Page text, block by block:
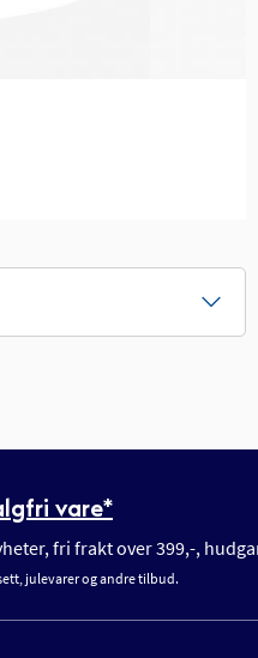
vare*
fri frakt over 399,-,
julevarer og andre tilbud.